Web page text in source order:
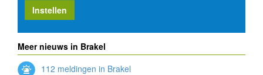
Instellen
Meer nieuws in Brakel
112 meldingen in Brakel